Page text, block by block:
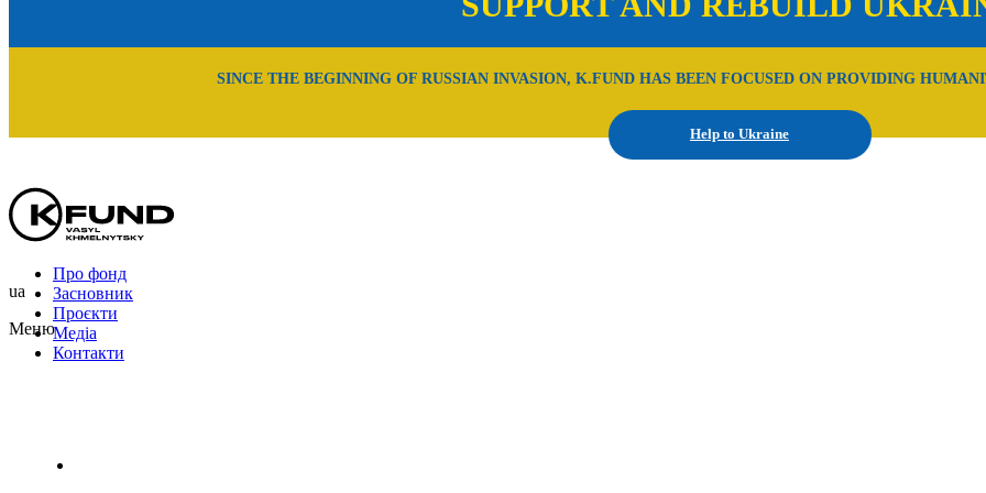
SINCE THE BEGINNING OF RUSSIAN INVASION, K.FUND HAS BEEN FOCUSED ON PROVIDING
Help to Ukraine
Про фонд
Засновник
Проєкти
Медіа
Контакти
ua
Меню